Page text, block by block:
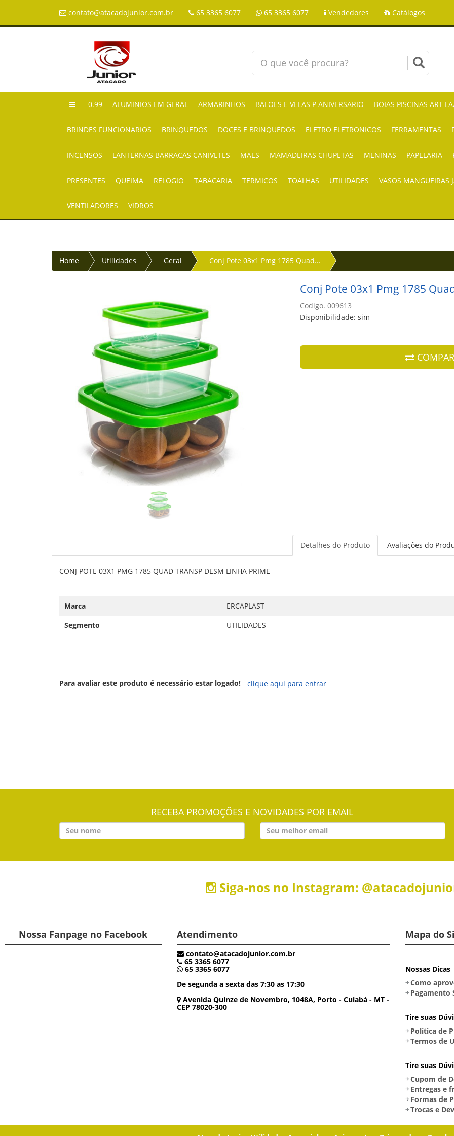
contato@atacadojunior.com.br 65 3365 6077 65 3365 6077 Vendedores Catálogos
0.99 ALUMINIOS EM GERAL ARMARINHOS BALOES E VELAS P ANIVERSARIO BOIAS PISCINAS ART
BRINDES FUNCIONARIOS BRINQUEDOS DOCES E BRINQUEDOS ELETRO ELETRONICOS FERRAMENTAS
INCENSOS LANTERNAS BARRACAS CANIVETES MAES MAMADEIRAS CHUPETAS MENINAS PAPELARIA
PRESENTES QUEIMA RELOGIO TABACARIA TERMICOS TOALHAS UTILIDADES VASOS MANGUEIRAS
VENTILADORES VIDROS
Home Utilidades Geral Conj Pote 03x1 Pmg 1785 Quad...
Conj Pote 03x1 Pmg 1785
Codigo. 009613
Disponibilidade: sim
Detalhes do Produto Avaliações do
CONJ POTE 03X1 PMG 1785 QUAD TRANSP DESM LINHA PRIME
Marca
ERCAPLAST
Segmento
UTILIDADES
Para avaliar este produto é necessário estar logado! clique aqui para entrar
RECEBA PROMOÇÕES E NOVIDADES POR EMAIL
Siga-nos no Instagram:
Nossa Fanpage no Facebook Atendimento
contato@atacadojunior.com.br
65 3365 6077
65 3365 6077
De segunda a sexta das 7:30 as 17:30
Avenida Quinze de Novembro, 1048A, Porto - Cuiabá - MT -
CEP 78020-300
Mapa do
Nossas Dicas
Como
Pagamento
Tire suas
Política de
Termos de
Tire suas
Cupom de
Entregas e
Formas de
Trocas e